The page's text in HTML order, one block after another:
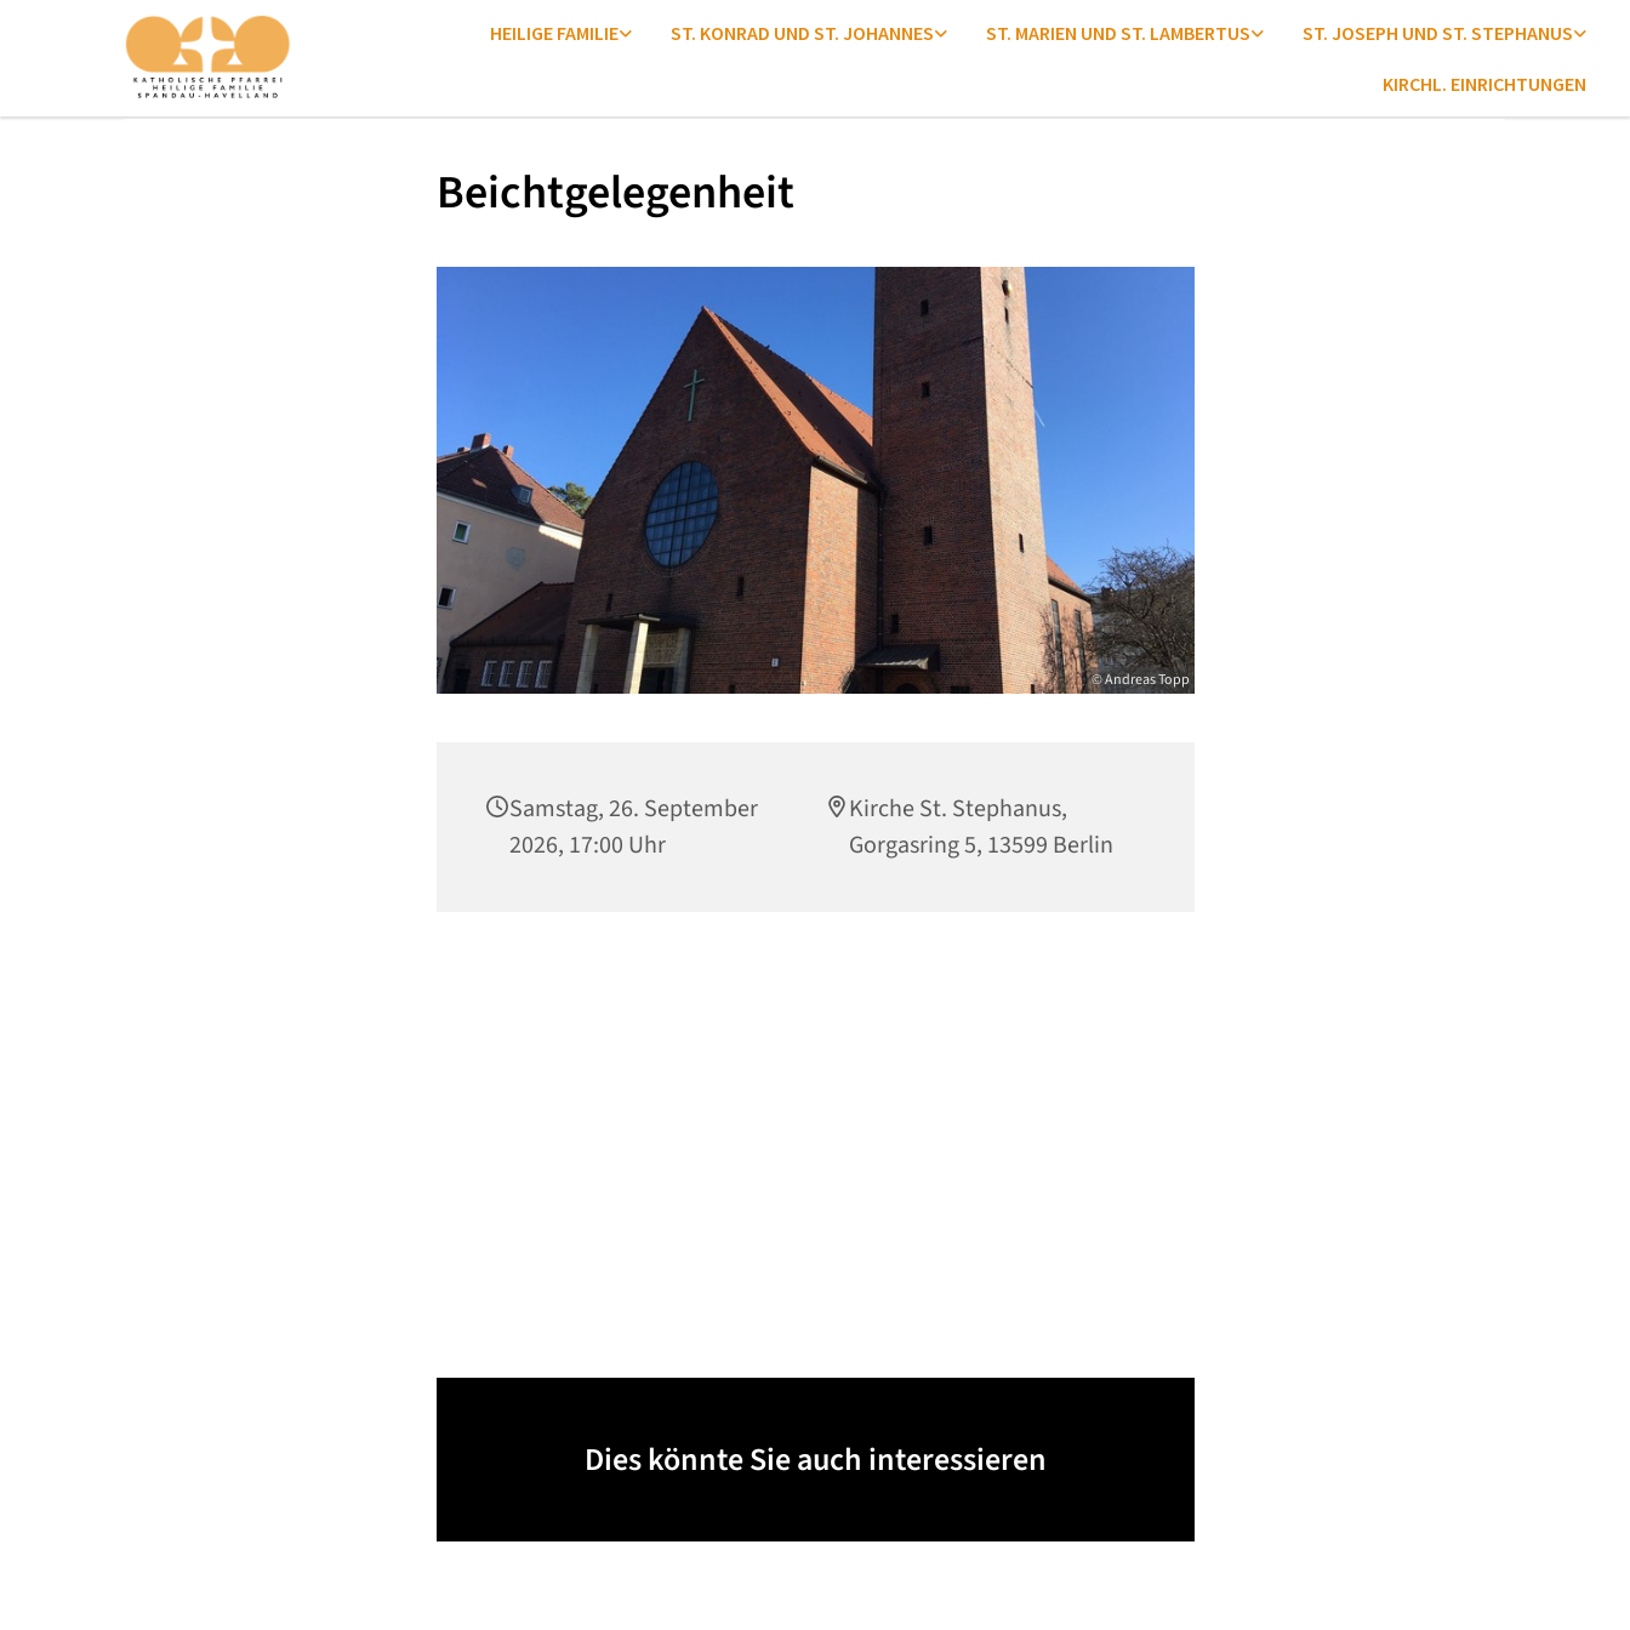
HEILIGE FAMILIE ST. KONRAD UND ST. JOHANNES ST. MARIEN UND ST. LAMBERTUS ST. JOSEPH UND ST. STEPHANUS
KIRCHL. EINRICHTUNGEN
Beichtgelegenheit
© Andreas Topp
Samstag, 26. September
2026, 17:00 Uhr
Kirche St. Stephanus,
Gorgasring 5, 13599 Berlin
Dies könnte Sie auch interessieren